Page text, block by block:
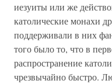
иезуиты или же
католические монахи
поддерживали в них
того было то, что в
распространение
чрезвычайно быстро.